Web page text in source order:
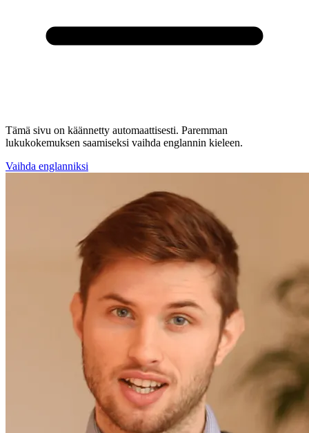
Tämä sivu on käännetty automaattisesti. Paremman
lukukokemuksen saamiseksi vaihda englannin kieleen.
Vaihda englanniksi